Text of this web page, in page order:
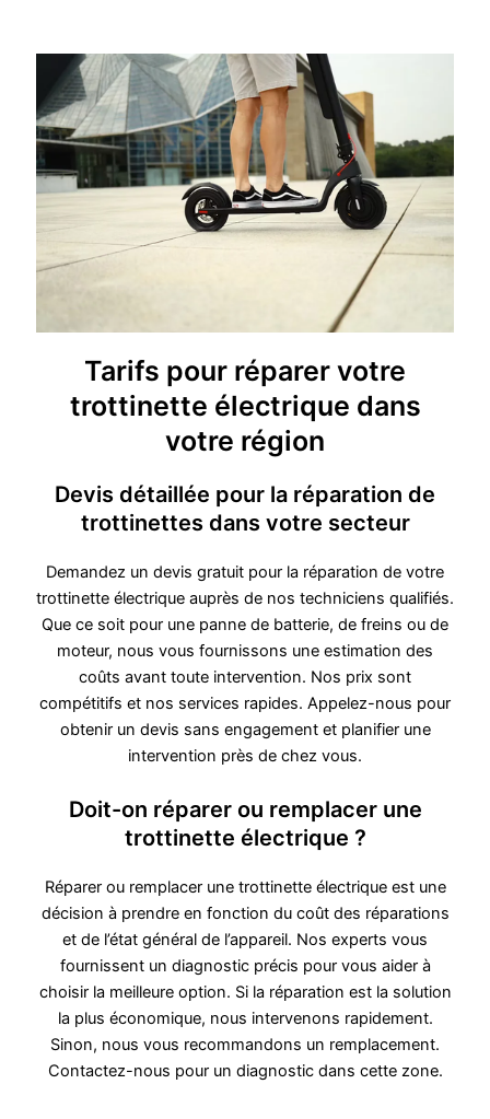
Tarifs pour réparer votre
trottinette électrique dans
votre région
Devis détaillée pour la réparation de
trottinettes dans votre secteur
Demandez un devis gratuit pour la réparation de votre
trottinette électrique auprès de nos techniciens qualifiés.
Que ce soit pour une panne de batterie, de freins ou de
moteur, nous vous fournissons une estimation des
coûts avant toute intervention. Nos prix sont
compétitifs et nos services rapides. Appelez-nous pour
obtenir un devis sans engagement et planifier une
intervention près de chez vous.
Doit-on réparer ou remplacer une
trottinette électrique ?
Réparer ou remplacer une trottinette électrique est une
décision à prendre en fonction du coût des réparations
et de l’état général de l’appareil. Nos experts vous
fournissent un diagnostic précis pour vous aider à
choisir la meilleure option. Si la réparation est la solution
la plus économique, nous intervenons rapidement.
Sinon, nous vous recommandons un remplacement.
Contactez-nous pour un diagnostic dans cette zone.